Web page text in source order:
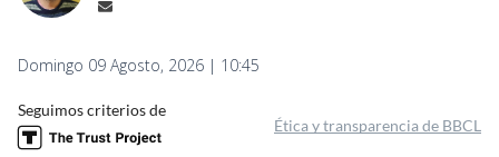
Domingo 09 Agosto, 2026 | 10:45
Seguimos criterios de
Ética y transparencia de BBCL